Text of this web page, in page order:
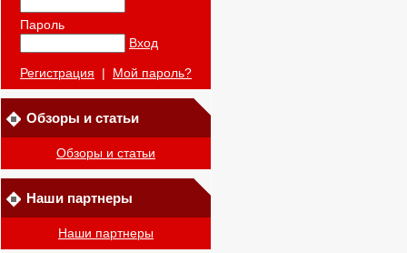
Пароль
Вход
Регистрация Мой пароль?
Обзоры и статьи
Обзоры и статьи
Наши партнеры
Наши партнеры